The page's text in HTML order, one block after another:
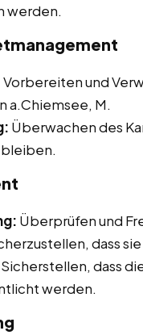
werden.
Vorbereiten und
a.Chiemsee, M.
Überwachen des
bleiben.
Überprüfen und
dass
Sicherstellen, dass
werden.